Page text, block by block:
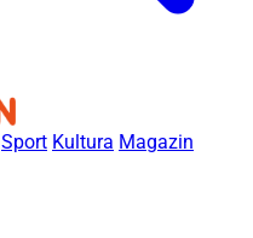
Sport Kultura Magazin